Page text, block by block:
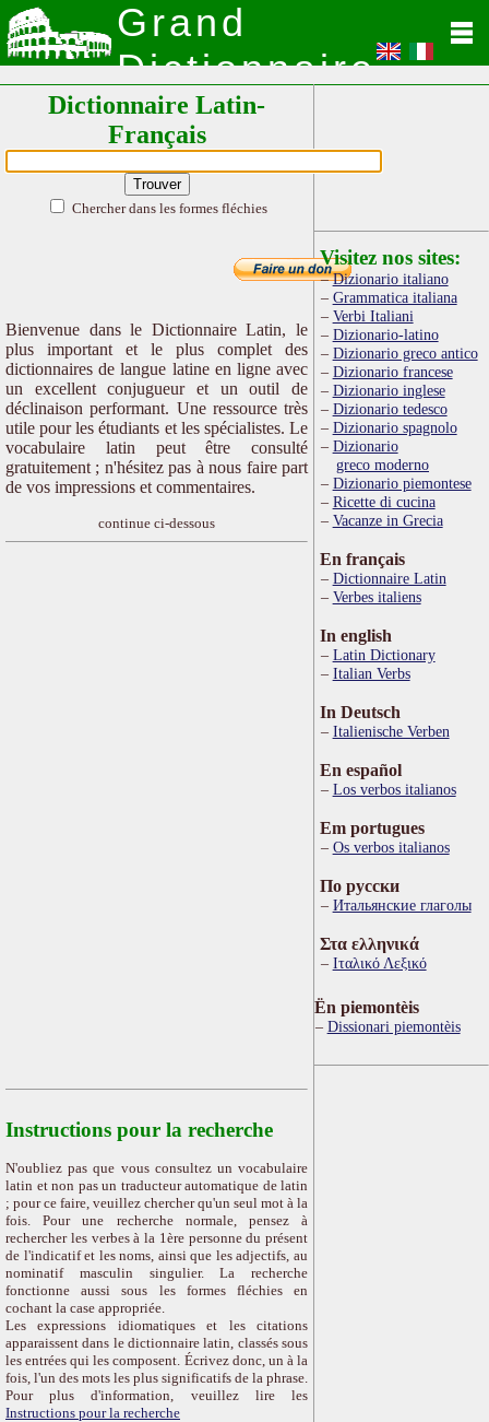
Grand
Dictionnaire
Latin
Dictionnaire Latin-
Français
Chercher dans les formes fléchies
Bienvenue dans le Dictionnaire Latin, le
plus important et le plus complet des
dictionnaires de langue latine en ligne avec
un excellent conjugueur et un outil de
déclinaison performant. Une ressource très
utile pour les étudiants et les spécialistes. Le
vocabulaire latin peut être consulté
gratuitement ; n'hésitez pas à nous faire part
de vos impressions et commentaires.
continue ci-dessous
Instructions pour la recherche
N'oubliez pas que vous consultez un vocabulaire
latin et non pas un traducteur automatique de latin
; pour ce faire, veuillez chercher qu'un seul mot à la
fois. Pour une recherche normale, pensez à
rechercher les verbes à la 1ère personne du présent
de l'indicatif et les noms, ainsi que les adjectifs, au
nominatif masculin singulier. La recherche
fonctionne aussi sous les formes fléchies en
cochant la case appropriée.
Les expressions idiomatiques et les citations
apparaissent dans le dictionnaire latin, classés sous
les entrées qui les composent. Écrivez donc, un à la
fois, l'un des mots les plus significatifs de la phrase.
Pour plus d'information, veuillez lire les
Instructions pour la recherche
Visitez nos sites:
Dizionario italiano
Grammatica italiana
Verbi Italiani
Dizionario-latino
Dizionario greco antico
Dizionario francese
Dizionario inglese
Dizionario tedesco
Dizionario spagnolo
Dizionario
greco moderno
Dizionario piemontese
Ricette di cucina
Vacanze in Grecia
En français
Dictionnaire Latin
Verbes italiens
In english
Latin Dictionary
Italian Verbs
In Deutsch
Italienische Verben
En español
Los verbos italianos
Em portugues
Os verbos italianos
По русски
Итальянские глаголы
Στα ελληνικά
Ιταλικό Λεξικό
Ën piemontèis
Dissionari piemontèis